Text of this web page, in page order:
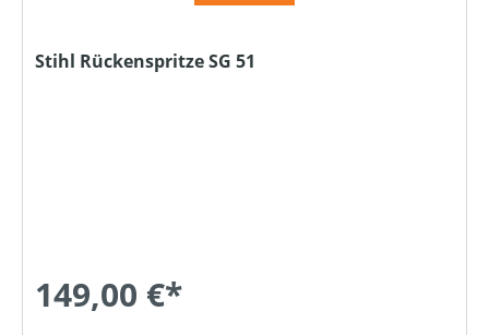
Stihl Rückenspritze SG 51
149,00 €*